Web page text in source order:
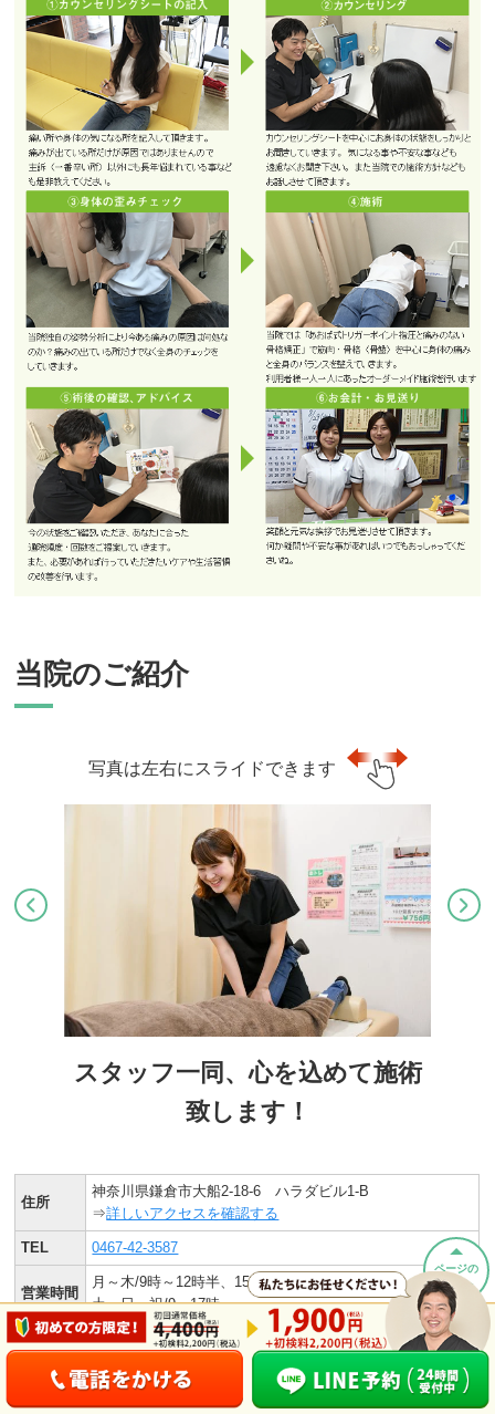
当院のご紹介
写真は左右にスライドできます
スタッフ一同、心を込めて施術
致します！
住所
神奈川県鎌倉市大船2-18-6 ハラダビル1-B
⇒詳しいアクセスを確認する
TEL 0467-42-3587
営業時間
月～木/9時～12時半、15時～20時
土・日・祝/9～17時
定休日 なし
駐車場
お車の場合は当院近隣のコインパーキングに駐車下さい。
（2時間まで 半額 負担させて頂きます。）
ページの
先頭へ